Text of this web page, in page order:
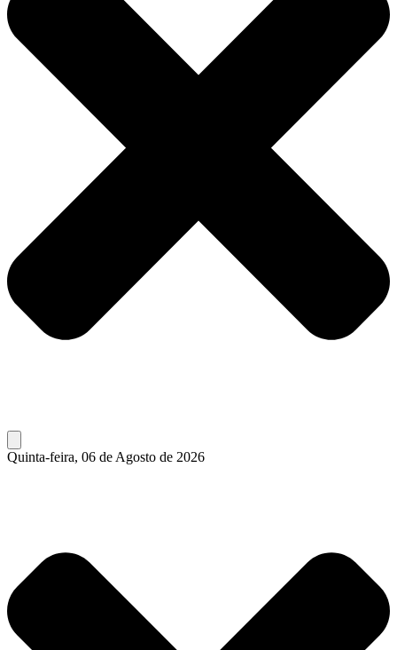
Quinta-feira, 06 de Agosto de 2026